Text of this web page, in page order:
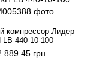
компрессор Лидер
440-10-100
889.45 грн